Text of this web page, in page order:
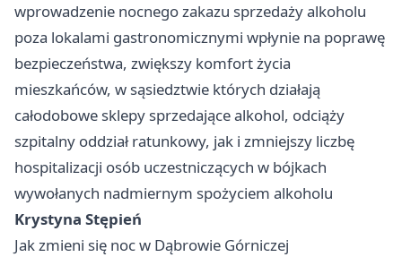
wprowadzenie nocnego zakazu sprzedaży alkoholu
poza lokalami gastronomicznymi wpłynie na poprawę
bezpieczeństwa, zwiększy komfort życia
mieszkańców, w sąsiedztwie których działają
całodobowe sklepy sprzedające alkohol, odciąży
szpitalny oddział ratunkowy, jak i zmniejszy liczbę
hospitalizacji osób uczestniczących w bójkach
wywołanych nadmiernym spożyciem alkoholu
Krystyna Stępień
Jak zmieni się noc w Dąbrowie Górniczej